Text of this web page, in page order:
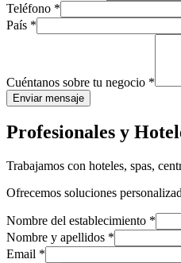
Teléfono *
País *
Cuéntanos sobre tu negocio *
Enviar mensaje
Profesionales y
Trabajamos con hoteles, spas,
Ofrecemos soluciones
Nombre del establecimiento *
Nombre y apellidos *
Email *